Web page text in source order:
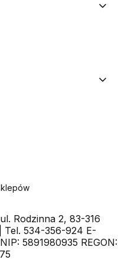
ul. Rodzinna 2, 83-316
Tel. 534-356-924 E-
| NIP: 5891980935 REGON: